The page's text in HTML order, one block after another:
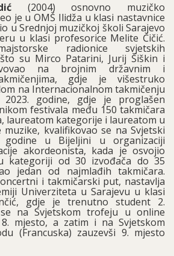
(2004) osnovno muzičko
je u OMŠ Ilidža u klasi nastavnice
u Srednjoj muzičkoj školi Sarajevo
u klasi profesorice Melite Čičić.
radionice svjetskih
su Mirco Patarini, Jurij Šiškin i
na brojnim državnim i
gdje je višestruko
na Internacionalnom takmičenju
2023. godine, gdje je proglašen
festivala među 150 takmičara
laureatom kategorije i laureatom u
kvalifikovao se na Svjetski
u Bijeljini u organizaciji
akordeonista, kada je osvojio
kategoriji od 30 izvođača do 35
jedan od najmlađih takmičara.
i takmičarski put, nastavlja
Univerziteta u Sarajevu u klasi
gdje je trenutno student 2.
na Svjetskom trofeju u online
mjesto, a zatim i na Svjetskom
(Francuska) zauzevši 9. mjesto